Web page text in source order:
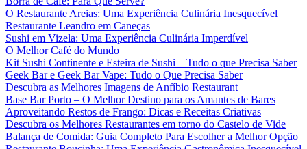
O Restaurante Areias: Uma Experiência Culinária Inesquecível
Restaurante Leandro em Caneças
Sushi em Vizela: Uma Experiência Culinária Imperdível
O Melhor Café do Mundo
Kit Sushi Continente e Esteira de Sushi – Tudo o que Precisa Saber
Geek Bar e Geek Bar Vape: Tudo o Que Precisa Saber
Descubra as Melhores Imagens de Anfíbio Restaurant
Base Bar Porto – O Melhor Destino para os Amantes de Bares
Aproveitando Restos de Frango: Dicas e Receitas Criativas
Descubra os Melhores Restaurantes em torno do Castelo de Vide
Balança de Comida: Guia Completo Para Escolher a Melhor Opção